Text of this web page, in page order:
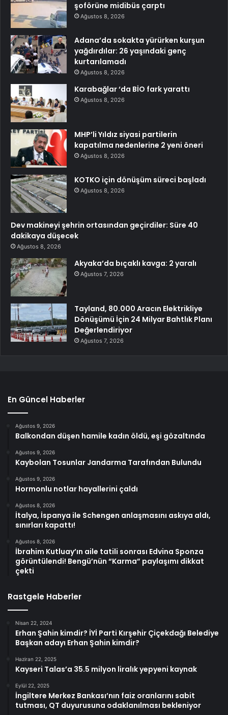
şoförüne midibüs çarptı
Ağustos 8, 2026
Adana’da sokakta yürürken kurşun
yağdırdılar: 26 yaşındaki genç
kurtarılamadı
Ağustos 8, 2026
Karabağlar ‘da BİO fark yarattı
Ağustos 8, 2026
MHP’li Yıldız siyasi partilerin
kapatılma nedenlerine 2 yeni öneri
Ağustos 8, 2026
KOTKO için dönüşüm süreci başladı
Ağustos 8, 2026
Dev makineyi şehrin ortasından geçirdiler: Süre 40
dakikaya düşecek
Ağustos 8, 2026
Akyaka’da bıçaklı kavga: 2 yaralı
Ağustos 7, 2026
Tayland, 80.000 Aracın Elektrikliye
Dönüşümü İçin 24 Milyar Bahtlık Planı
Değerlendiriyor
Ağustos 7, 2026
En Güncel Haberler
Ağustos 9, 2026
Balkondan düşen hamile kadın öldü, eşi gözaltında
Ağustos 9, 2026
Kaybolan Tosunlar Jandarma Tarafından Bulundu
Ağustos 9, 2026
Hormonlu notlar hayallerini çaldı
Ağustos 8, 2026
İtalya, İspanya ile Schengen anlaşmasını askıya aldı,
sınırları kapattı!
Ağustos 8, 2026
İbrahim Kutluay’ın aile tatili sonrası Edvina Sponza
görüntülendi! Bengü’nün “Karma” paylaşımı dikkat
çekti
Rastgele Haberler
Nisan 22, 2024
Erhan Şahin kimdir? İYİ Parti Kırşehir Çiçekdağı Belediye
Başkan adayı Erhan Şahin kimdir?
Haziran 22, 2025
Kayseri Talas’a 35.5 milyon liralık yepyeni kaynak
Eylül 22, 2025
İngiltere Merkez Bankası’nın faiz oranlarını sabit
tutması, QT duyurusuna odaklanılması bekleniyor